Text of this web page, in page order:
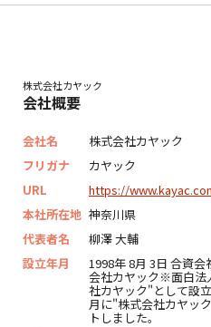
株式会社カヤック
会社概要
会社名
株式会社カヤック
フリガナ
カヤック
URL
https://
本社所在地 神奈川県
代表者名
柳澤 大輔
設立年月
1998年 8月 3日 合資
会社カヤック※面白法
社カヤック"として設
月に"株式会社カヤッ
トしました。